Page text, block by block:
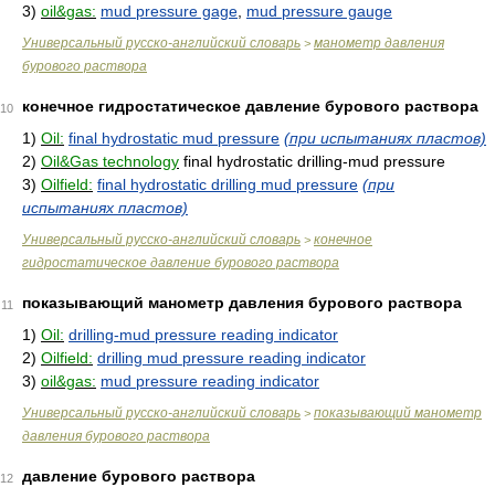
3) oil&gas: mud pressure gage mud pressure gauge
Универсальный русско-английский словарь > манометр давления
бурового раствора
10
конечное гидростатическое давление бурового раствора
1) Oil: final hydrostatic mud pressure (при испытаниях пластов)
2) Oil&Gas technology final hydrostatic drilling-mud pressure
3) Oilfield: final hydrostatic drilling mud pressure (при
испытаниях пластов)
Универсальный русско-английский словарь > конечное
гидростатическое давление бурового раствора
11
показывающий манометр давления бурового раствора
1) Oil: drilling-mud pressure reading indicator
2) Oilfield: drilling mud pressure reading indicator
3) oil&gas: mud pressure reading indicator
Универсальный русско-английский словарь > показывающий манометр
давления бурового раствора
12 давление бурового раствора